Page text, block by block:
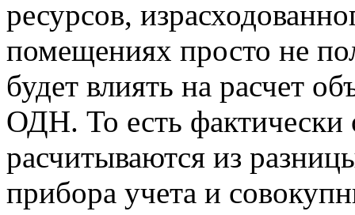
ресурсов,
помещениях просто не
будет влиять на расчет
ОДН. То есть
расчитываются из
прибора учета и